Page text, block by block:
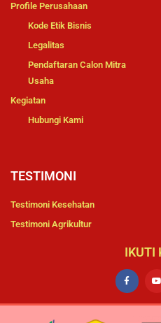
Profile Perusahaan
Kode Etik Bisnis
Legalitas
Pendaftaran Calon Mitra
Usaha
Kegiatan
Hubungi Kami
TESTIMONI
Testimoni Kesehatan
Testimoni Agrikultur
IKUTI